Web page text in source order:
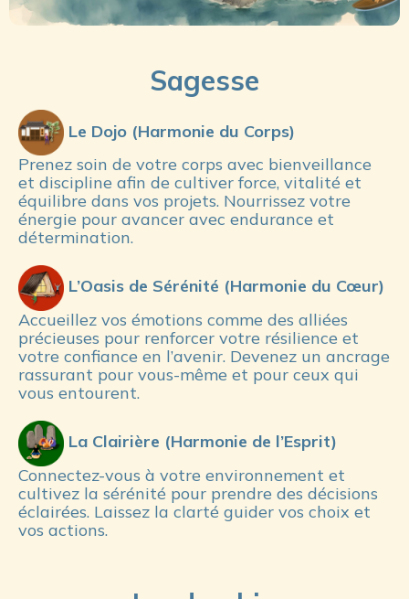
Sagesse
Le Dojo (Harmonie du Corps)
Prenez soin de votre corps avec bienveillance
et discipline afin de cultiver force, vitalité et
équilibre dans vos projets. Nourrissez votre
énergie pour avancer avec endurance et
détermination.
L’Oasis de Sérénité (Harmonie du Cœur)
Accueillez vos émotions comme des alliées
précieuses pour renforcer votre résilience et
votre confiance en l’avenir. Devenez un ancrage
rassurant pour vous-même et pour ceux qui
vous entourent.
La Clairière (Harmonie de l’Esprit)
Connectez-vous à votre environnement et
cultivez la sérénité pour prendre des décisions
éclairées. Laissez la clarté guider vos choix et
vos actions.